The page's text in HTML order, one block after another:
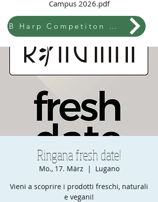
Campus 2026.pdf
B Harp Competiton & Festival
Ringana fresh date!
Mo., 17. März
  |
Lugano
Vieni a scoprire i prodotti freschi, naturali
e vegani!